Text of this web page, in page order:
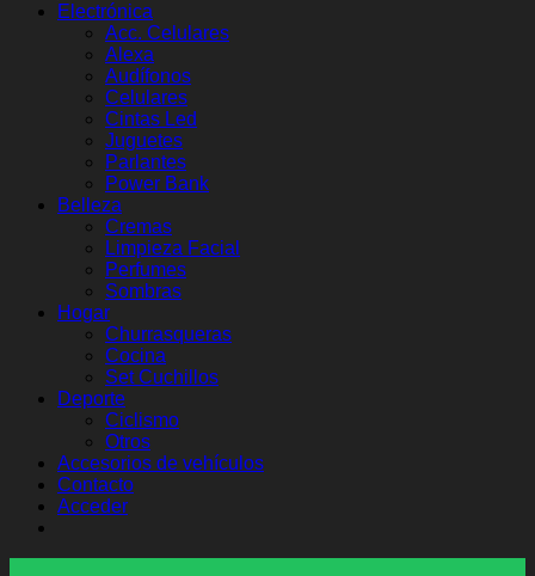
Electrónica
Acc. Celulares
Alexa
Audífonos
Celulares
Cintas Led
Juguetes
Parlantes
Power Bank
Belleza
Cremas
Limpieza Facial
Perfumes
Sombras
Hogar
Churrasqueras
Cocina
Set Cuchillos
Deporte
Ciclismo
Otros
Accesorios de vehículos
Contacto
Acceder